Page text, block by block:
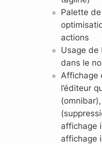
Palette
actions
Usage de
dans le
Affichage
l’éditeur
affichage
affichage